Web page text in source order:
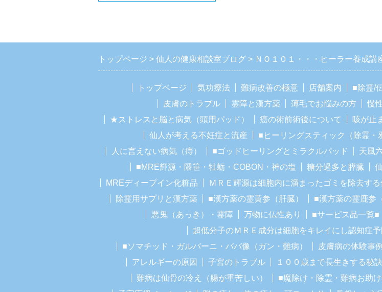
トップページ 仙人の健康相談室ブログ ＮＯ１０１・・・ヒーラー養成講
トップページ 気功療法 難病改善の極意 店舗案内 ■除霊/
皮膚のトラブル
霊障と漢方薬 薄毛でお悩みの方 慢
★ストレスと脳と病気（頭用パッド）
癌の術前術後について 咳が止
仙人が考える不妊症と流産
■ヒーリングスティック（除霊・
人に言えない病気（痔）
■ゴッドヒーリングとミラクルパッド 天風
■MRE輝源・隈笹・牡蛎・COBON・神の塩
糖分過多と膵臓
MREディープイン化粧品
ＭＲＥ輝源は細胞内に溜まったゴミを除去す
除霊用サプリと漢方薬
■漢方薬の霊黄参（肝臓） ■漢方薬の霊鹿参
悪鬼（あっき）・霊障
万物に仏性あり ■サービス品一覧■
超低分子のＭＲＥ成分は細胞をキレイにし認知症予
■ソマチッド・ガルバーニ・ババ像（ガン・難病）
皮膚病の体験事例
アレルギーの原因
子宮のトラブル １００歳まで長生きする秘訣
難病は仙骨の冷え（腸が重苦しい）
■魔除け・除霊・難病お助